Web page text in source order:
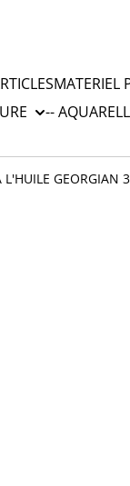
MATERIEL
--
L'HUILE